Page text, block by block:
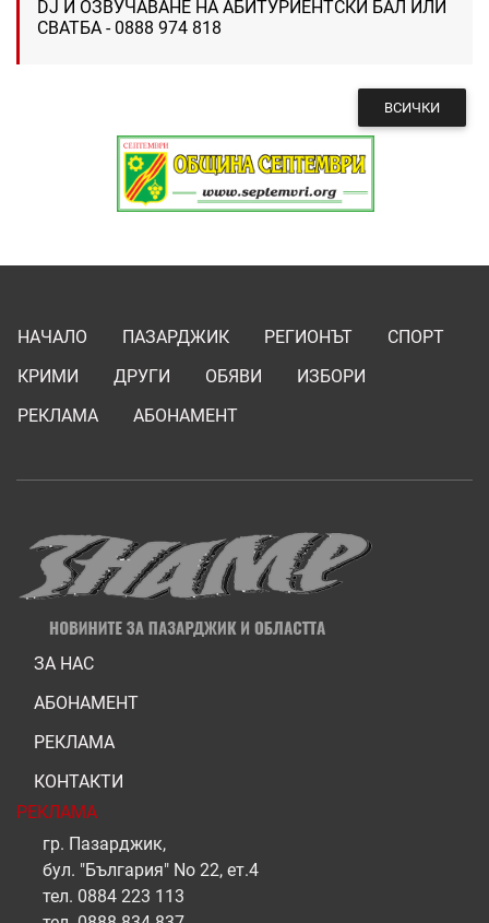
DJ И ОЗВУЧАВАНЕ НА АБИТУРИЕНТСКИ БАЛ ИЛИ
СВАТБА - 0888 974 818
ВСИЧКИ
НАЧАЛО ПАЗАРДЖИК РЕГИОНЪТ
СПОРТ
КРИМИ
ДРУГИ ОБЯВИ
ИЗБОРИ
РЕКЛАМА
АБОНАМЕНТ
ЗА НАС
АБОНАМЕНТ
РЕКЛАМА
КОНТАКТИ
РЕКЛАМА
гр. Пазарджик,
бул. "България" No 22, ет.4
тел. 0884 223 113